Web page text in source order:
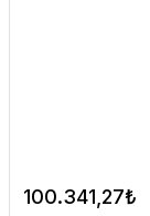
100.341,27₺